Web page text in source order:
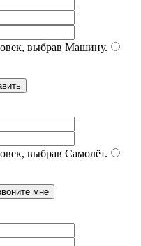
выбрав Машину.
выбрав Самолёт.